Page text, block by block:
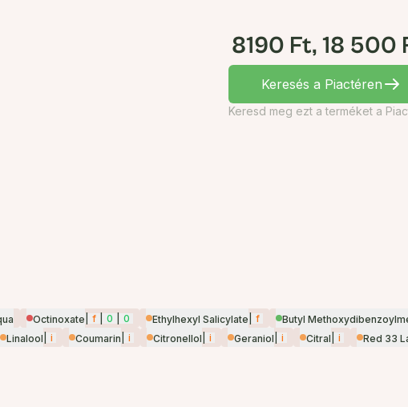
8190 Ft, 18 500
Keresés a Piactéren
Keresd meg ezt a terméket a
Octinoxate f 0 0 Ethylhexyl Salicylate f Butyl
Linalool i Coumarin i Citronellol i Geraniol i Citral i Red 33